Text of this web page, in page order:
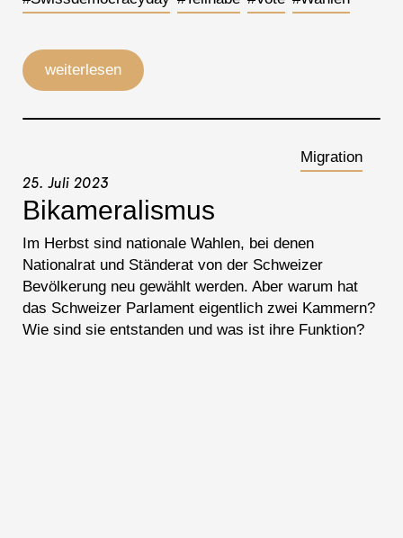
weiterlesen
Migration
25. Juli 2023
Bikameralismus
Im Herbst sind nationale Wahlen, bei denen
Nationalrat und Ständerat von der Schweizer
Bevölkerung neu gewählt werden. Aber warum hat
das Schweizer Parlament eigentlich zwei Kammern?
Wie sind sie entstanden und was ist ihre Funktion?